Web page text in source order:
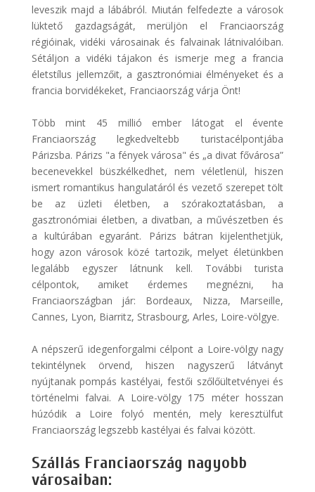
leveszik majd a lábábról. Miután felfedezte a városok
lüktető gazdagságát, merüljön el Franciaország
régióinak, vidéki városainak és falvainak látnivalóiban.
Sétáljon a vidéki tájakon és ismerje meg a francia
életstílus jellemzőit, a gasztronómiai élményeket és a
francia borvidékeket, Franciaország várja Önt!
Több mint 45 millió ember látogat el évente
Franciaország legkedveltebb turistacélpontjába
Párizsba. Párizs "a fények városa" és „a divat fővárosa”
becenevekkel büszkélkedhet, nem véletlenül, hiszen
ismert romantikus hangulatáról és vezető szerepet tölt
be az üzleti életben, a szórakoztatásban, a
gasztronómiai életben, a divatban, a művészetben és
a kultúrában egyaránt. Párizs bátran kijelenthetjük,
hogy azon városok közé tartozik, melyet életünkben
legalább egyszer látnunk kell. További turista
célpontok, amiket érdemes megnézni, ha
Franciaországban jár: Bordeaux, Nizza, Marseille,
Cannes, Lyon, Biarritz, Strasbourg, Arles, Loire-völgye.
A népszerű idegenforgalmi célpont a Loire-völgy nagy
tekintélynek örvend, hiszen nagyszerű látványt
nyújtanak pompás kastélyai, festői szőlőültetvényei és
történelmi falvai. A Loire-völgy 175 méter hosszan
húzódik a Loire folyó mentén, mely keresztülfut
Franciaország legszebb kastélyai és falvai között.
Szállás Franciaország nagyobb
városaiban: